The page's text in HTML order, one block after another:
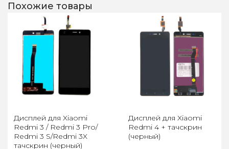
Похожие товары
Дисплей для Xiaomi
Redmi 3 / Redmi 3 Pro/
Redmi 3 S/Redmi 3X
тачскрин (черный)
Дисплей для Xiaomi
Redmi 4 + тачскрин
(черный)